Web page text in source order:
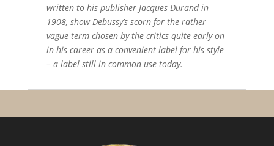
written to his publisher Jacques Durand in
1908, show Debussy’s scorn for the rather
vague term chosen by the critics quite early on
in his career as a convenient label for his style
– a label still in common use today.